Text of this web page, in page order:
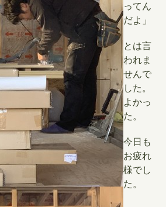
ってん
だよ」
とは言
われま
せんで
した。
よかっ
た。
今日も
お疲れ
様でし
た。